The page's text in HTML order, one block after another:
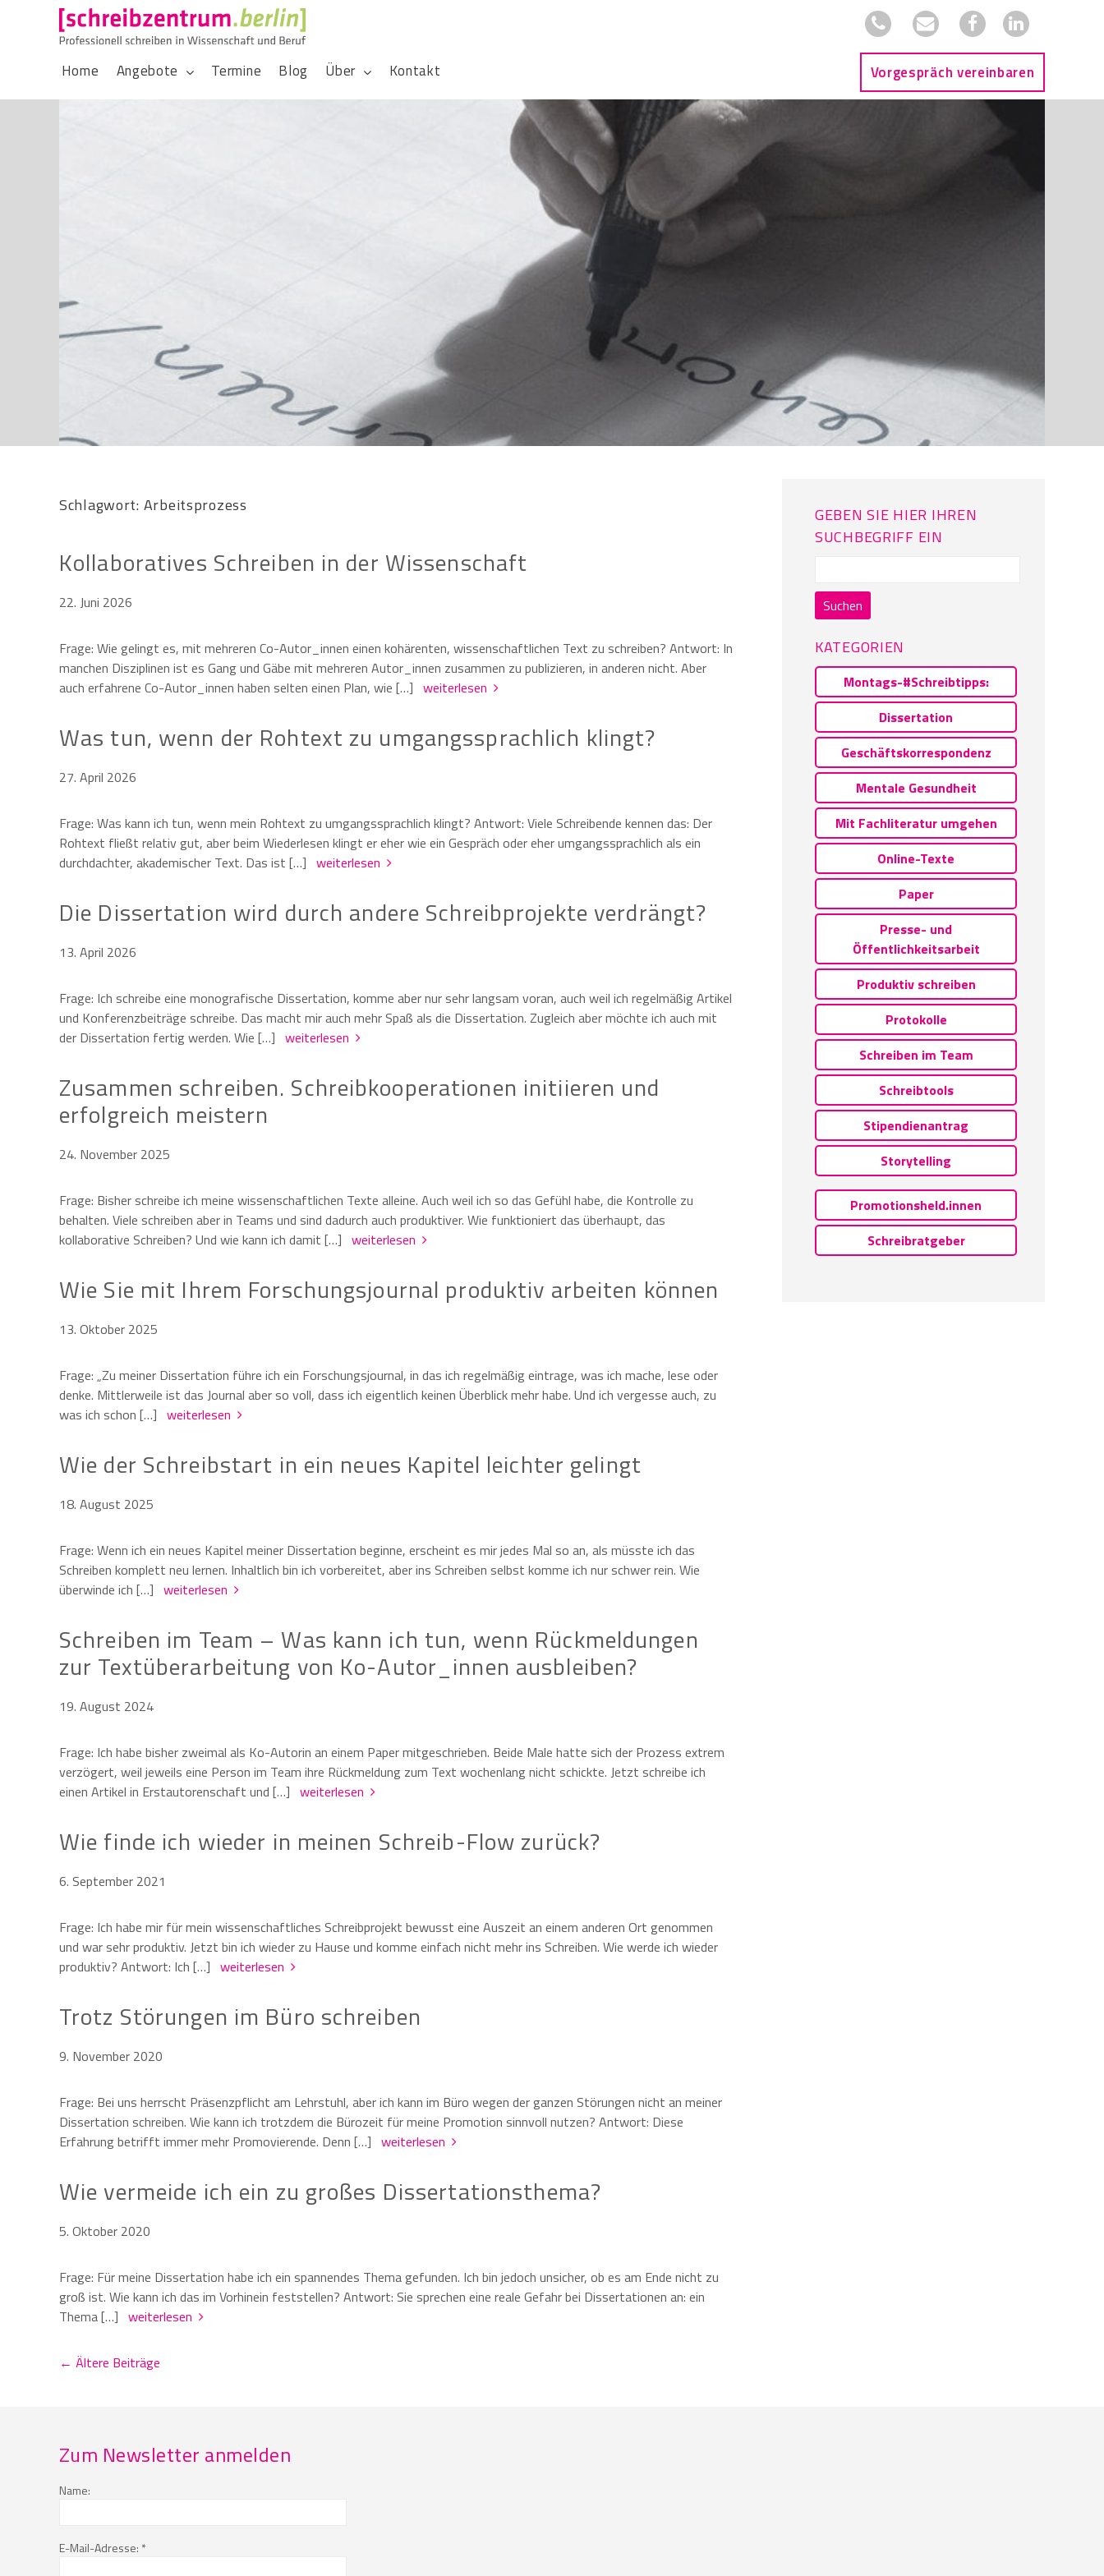
Home Angebote Termine Blog Über Kontakt Vorgespräch vereinbaren
Schlagwort: Arbeitsprozess
Kollaboratives Schreiben in der Wissenschaft
22. Juni 2026
Frage: Wie gelingt es, mit mehreren Co-Autor_innen einen kohärenten, wissenschaftlichen Text zu schreiben? Antwort: In
manchen Disziplinen ist es Gang und Gäbe mit mehreren Autor_innen zusammen zu publizieren, in anderen nicht. Aber
auch erfahrene Co-Autor_innen haben selten einen Plan, wie […] weiterlesen
Was tun, wenn der Rohtext zu umgangssprachlich klingt?
27. April 2026
Frage: Was kann ich tun, wenn mein Rohtext zu umgangssprachlich klingt? Antwort: Viele Schreibende kennen das: Der
Rohtext fließt relativ gut, aber beim Wiederlesen klingt er eher wie ein Gespräch oder eher umgangssprachlich als ein
durchdachter, akademischer Text. Das ist […] weiterlesen
Die Dissertation wird durch andere Schreibprojekte verdrängt?
13. April 2026
Frage: Ich schreibe eine monografische Dissertation, komme aber nur sehr langsam voran, auch weil ich regelmäßig Artikel
und Konferenzbeiträge schreibe. Das macht mir auch mehr Spaß als die Dissertation. Zugleich aber möchte ich auch mit
der Dissertation fertig werden. Wie […] weiterlesen
Zusammen schreiben. Schreibkooperationen initiieren und
erfolgreich meistern
24. November 2025
Frage: Bisher schreibe ich meine wissenschaftlichen Texte alleine. Auch weil ich so das Gefühl habe, die Kontrolle zu
behalten. Viele schreiben aber in Teams und sind dadurch auch produktiver. Wie funktioniert das überhaupt, das
kollaborative Schreiben? Und wie kann ich damit […] weiterlesen
Wie Sie mit Ihrem Forschungsjournal produktiv arbeiten können
13. Oktober 2025
Frage: „Zu meiner Dissertation führe ich ein Forschungsjournal, in das ich regelmäßig eintrage, was ich mache, lese oder
denke. Mittlerweile ist das Journal aber so voll, dass ich eigentlich keinen Überblick mehr habe. Und ich vergesse auch, zu
was ich schon […] weiterlesen
Wie der Schreibstart in ein neues Kapitel leichter gelingt
18. August 2025
Frage: Wenn ich ein neues Kapitel meiner Dissertation beginne, erscheint es mir jedes Mal so an, als müsste ich das
Schreiben komplett neu lernen. Inhaltlich bin ich vorbereitet, aber ins Schreiben selbst komme ich nur schwer rein. Wie
überwinde ich […] weiterlesen
Schreiben im Team – Was kann ich tun, wenn Rückmeldungen
zur Textüberarbeitung von Ko-Autor_innen ausbleiben?
19. August 2024
Frage: Ich habe bisher zweimal als Ko-Autorin an einem Paper mitgeschrieben. Beide Male hatte sich der Prozess extrem
verzögert, weil jeweils eine Person im Team ihre Rückmeldung zum Text wochenlang nicht schickte. Jetzt schreibe ich
einen Artikel in Erstautorenschaft und […] weiterlesen
Wie finde ich wieder in meinen Schreib-Flow zurück?
6. September 2021
Frage: Ich habe mir für mein wissenschaftliches Schreibprojekt bewusst eine Auszeit an einem anderen Ort genommen
und war sehr produktiv. Jetzt bin ich wieder zu Hause und komme einfach nicht mehr ins Schreiben. Wie werde ich wieder
produktiv? Antwort: Ich […] weiterlesen
Trotz Störungen im Büro schreiben
9. November 2020
Frage: Bei uns herrscht Präsenzpflicht am Lehrstuhl, aber ich kann im Büro wegen der ganzen Störungen nicht an meiner
Dissertation schreiben. Wie kann ich trotzdem die Bürozeit für meine Promotion sinnvoll nutzen? Antwort: Diese
Erfahrung betrifft immer mehr Promovierende. Denn […] weiterlesen
Wie vermeide ich ein zu großes Dissertationsthema?
5. Oktober 2020
Frage: Für meine Dissertation habe ich ein spannendes Thema gefunden. Ich bin jedoch unsicher, ob es am Ende nicht zu
groß ist. Wie kann ich das im Vorhinein feststellen? Antwort: Sie sprechen eine reale Gefahr bei Dissertationen an: ein
Thema […] weiterlesen
← Ältere Beiträge
GEBEN SIE HIER IHREN
SUCHBEGRIFF EIN
KATEGORIEN
Montags-#Schreibtipps:
Dissertation
Geschäftskorrespondenz
Mentale Gesundheit
Mit Fachliteratur umgehen
Online-Texte
Paper
Presse- und
Öffentlichkeitsarbeit
Produktiv schreiben
Protokolle
Schreiben im Team
Schreibtools
Stipendienantrag
Storytelling
Promotionsheld.innen
Schreibratgeber
Zum Newsletter anmelden
Name:
E-Mail-Adresse: *